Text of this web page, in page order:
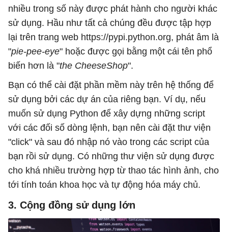
nhiều trong số này được phát hành cho người khác
sử dụng. Hầu như tất cả chúng đều được tập hợp
lại trên trang web https://pypi.python.org, phát âm là
"pie-pee-eye" hoặc được gọi bằng một cái tên phổ
biến hơn là "the CheeseShop".
Bạn có thể cài đặt phần mềm này trên hệ thống để
sử dụng bởi các dự án của riêng bạn. Ví dụ, nếu
muốn sử dụng Python để xây dựng những script
với các đối số dòng lệnh, bạn nên cài đặt thư viện
"click" và sau đó nhập nó vào trong các script của
bạn rồi sử dụng. Có những thư viện sử dụng được
cho khá nhiều trường hợp từ thao tác hình ảnh, cho
tới tính toán khoa học và tự động hóa máy chủ.
3. Cộng đồng sử dụng lớn